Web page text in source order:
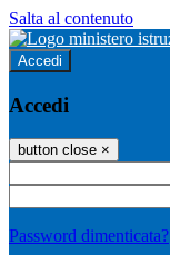
Salta al contenuto
Accedi
Accedi
button close ×
Password dimenticata?